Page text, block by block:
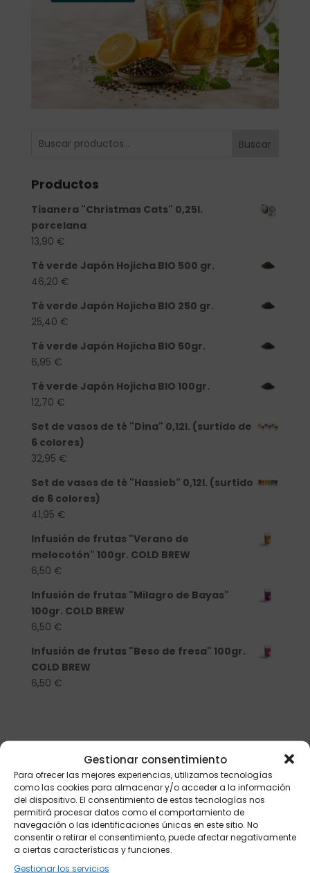
Gestionar consentimiento
Para ofrecer las mejores experiencias, utilizamos tecnologías
como las cookies para almacenar y/o acceder a la información
del dispositivo. El consentimiento de estas tecnologías nos
permitirá procesar datos como el comportamiento de
navegación o las identificaciones únicas en este sitio. No
consentir o retirar el consentimiento, puede afectar negativamente
a ciertas características y funciones.
Gestionar los servicios
Buscar
Productos
Tisanera "Christmas Cats" 0,25l.
porcelana
13,90 €
Té verde Japón Hojicha BIO 500 gr.
46,20 €
Té verde Japón Hojicha BIO 250 gr.
25,40 €
Té verde Japón Hojicha BIO 50gr.
6,95 €
Té verde Japón Hojicha BIO 100gr.
12,70 €
Set de vasos de té "Dina" 0,12l. (surtido de
6 colores)
32,95 €
Set de vasos de té "Hassieb" 0,12l. (surtido
de 6 colores)
41,95 €
Infusión de frutas "Verano de
melocotón" 100gr. COLD BREW
6,50 €
Infusión de frutas "Milagro de Bayas"
100gr. COLD BREW
6,50 €
Infusión de frutas "Beso de fresa" 100gr.
COLD BREW
6,50 €
Todos los precios incluyen IVA
Los testimonios aportados en la web se
corresponden con clientes reales y han sido